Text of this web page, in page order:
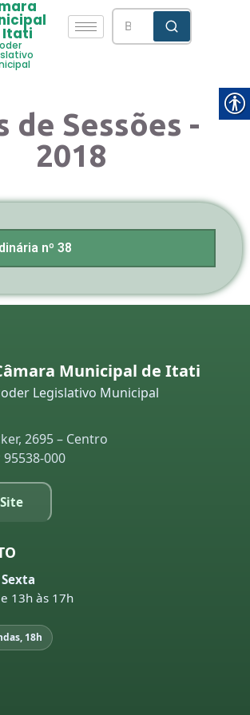
Itati
de Sessões -
2018
nº 38
Municipal de Itati
Legislativo Municipal
2695 – Centro
95538-000
13h às 17h
18h